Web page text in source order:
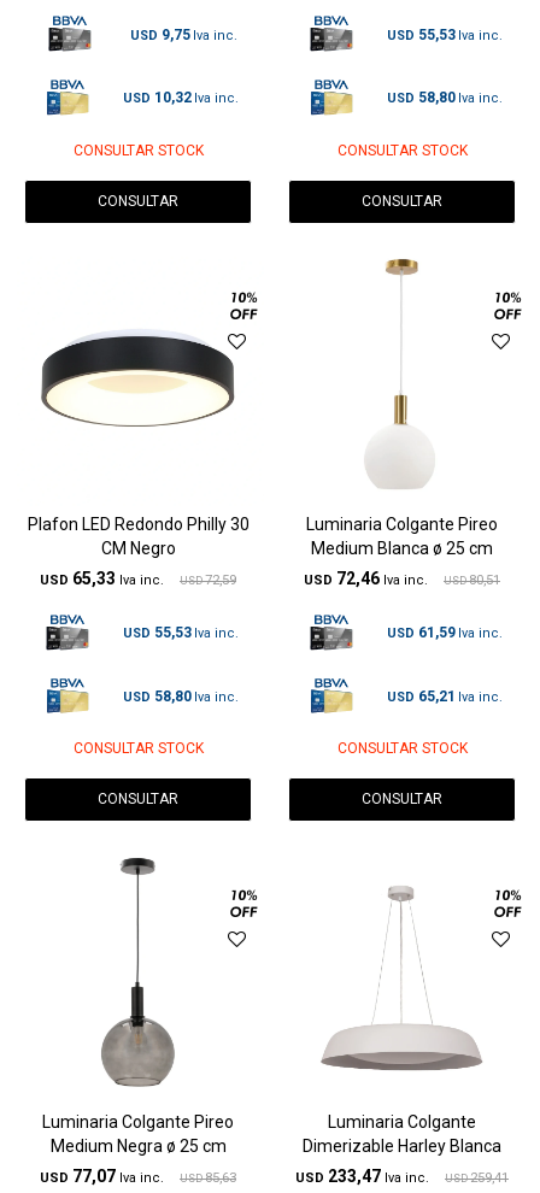
USD 9,75
USD 10,32
CONSULTAR STOCK
CONSULTAR
USD 55,53
USD 58,80
CONSULTAR STOCK
CONSULTAR
Plafon LED Redondo Philly 30
CM Negro
USD 65,33 USD 72,59
USD 55,53
USD 58,80
CONSULTAR STOCK
CONSULTAR
Luminaria Colgante Pireo
Medium Blanca ø 25 cm
USD 72,46 USD 80,51
USD 61,59
USD 65,21
CONSULTAR STOCK
CONSULTAR
Luminaria Colgante Pireo
Medium Negra ø 25 cm
USD 77,07 USD 85,63
Luminaria Colgante
Dimerizable Harley Blanca
USD 233,47 USD 259,41